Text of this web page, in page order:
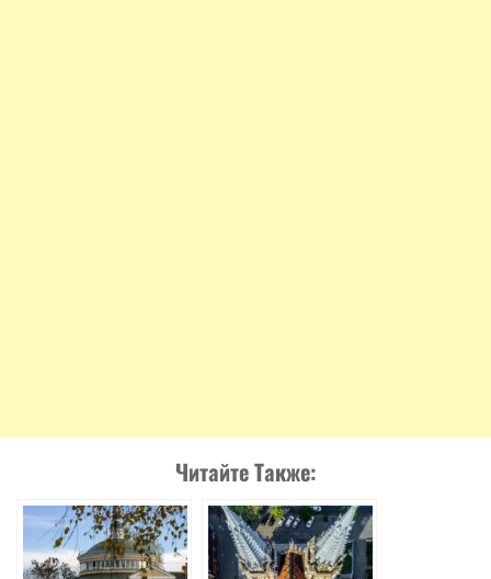
Читайте Также: